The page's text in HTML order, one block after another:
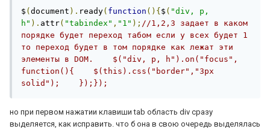
$ ( document ). ready( function (){ $ ( "div, p,
h" ). attr( "tabindex" , "1" ); //1,2,3 задает в каком
порядке будет переход табом если у всех будет 1
то переход будет в том порядке как лежат эти
элементы в DOM.    $("div, p, h").on("focus",
function(){    $(this).css("border","3px
solid");    });});
но при первом нажатии клавиши tab область div сразу
выделяется, как исправить. что б она в свою очередь выделялась